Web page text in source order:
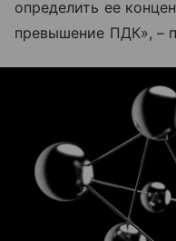
определить ее
превышение ПДК», –